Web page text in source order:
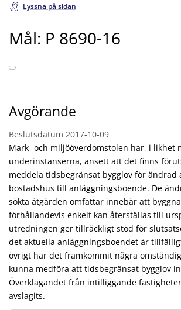
Lyssna på sidan
Mål: P 8690-16
Avgörande
Beslutsdatum 2017-10-09
Mark- och miljööverdomstolen har, i likhet
underinstanserna, ansett att det finns
meddela tidsbegränsat bygglov för ändrad
bostadshus till anläggningsboende. De
sökta åtgärden omfattar innebär att
förhållandevis enkelt kan återställas till
utredningen ger tillräckligt stöd för
det aktuella anläggningsboendet är
övrigt har det framkommit några
kunna medföra att tidsbegränsat bygglov
Överklagandet från intilliggande
avslagits.